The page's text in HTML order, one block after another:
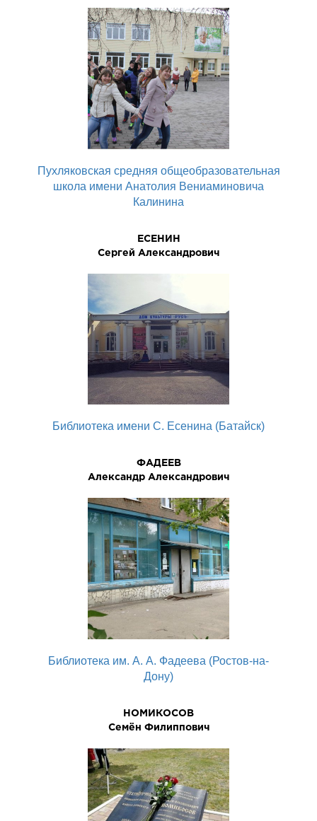
Пухляковская средняя общеобразовательная
школа имени Анатолия Вениаминовича
Калинина
ЕСЕНИН
Сергей Александрович
Библиотека имени С. Есенина (Батайск)
ФАДЕЕВ
Александр Александрович
Библиотека им. А. А. Фадеева (Ростов-на-
Дону)
НОМИКОСОВ
Семён Филиппович